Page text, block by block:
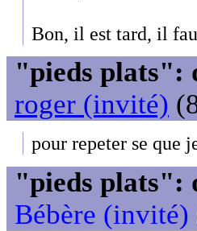
Bon, il est tard, il
"pieds plats":
roger (invité)
pour repeter se que
"pieds plats":
Bébère (invité)